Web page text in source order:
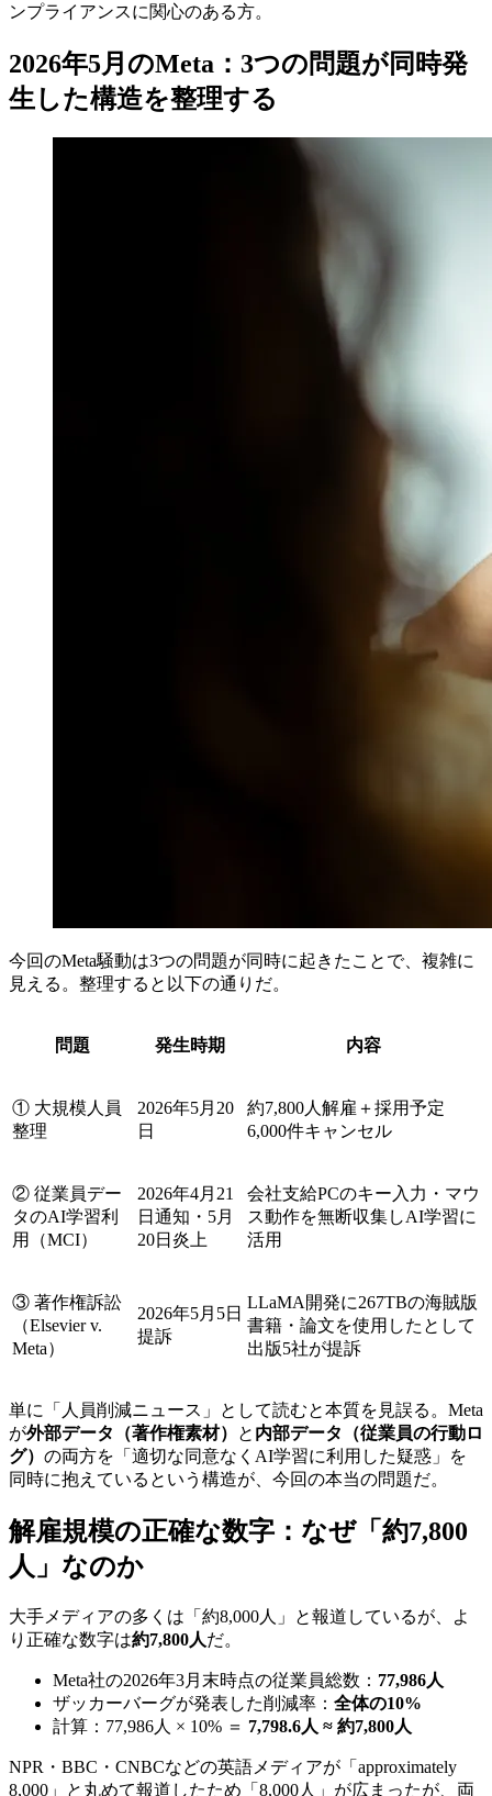
ンプライアンスに関心のある方。
2026年5月のMeta：3つの問題が同時発
生した構造を整理する
今回のMeta騒動は3つの問題が同時に起きたことで、複雑に
見える。整理すると以下の通りだ。
問題 発生時期 内容
① 大規模人員
整理
2026年5月20
日
約7,800人解雇＋採用予定
6,000件キャンセル
② 従業員デー
タのAI学習利
用（MCI）
2026年4月21
日通知・5月
20日炎上
会社支給PCのキー入力・マウ
ス動作を無断収集しAI学習に
活用
③ 著作権訴訟
（Elsevier v.
Meta）
2026年5月5日
提訴
LLaMA開発に267TBの海賊版
書籍・論文を使用したとして
出版5社が提訴
単に「人員削減ニュース」として読むと本質を見誤る。Meta
が外部データ（著作権素材） と 内部データ（従業員の行動ロ
グ） の両方を「適切な同意なくAI学習に利用した疑惑」を
同時に抱えているという構造が、今回の本当の問題だ。
解雇規模の正確な数字：なぜ「約7,800
人」なのか
大手メディアの多くは「約8,000人」と報道しているが、よ
り正確な数字は約7,800人だ。
Meta社の2026年3月末時点の従業員総数： 77,986人
ザッカーバーグが発表した削減率： 全体の10%
計算：77,986人 × 10% ＝ 7,798.6人 ≈ 約7,800人
NPR・BBC・CNBCなどの英語メディアが「approximately
8,000」と丸めて報道したため「8,000人」が広まったが、両